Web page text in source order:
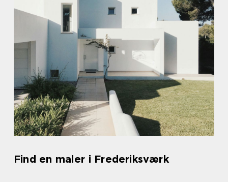
Find en maler i Frederiksværk